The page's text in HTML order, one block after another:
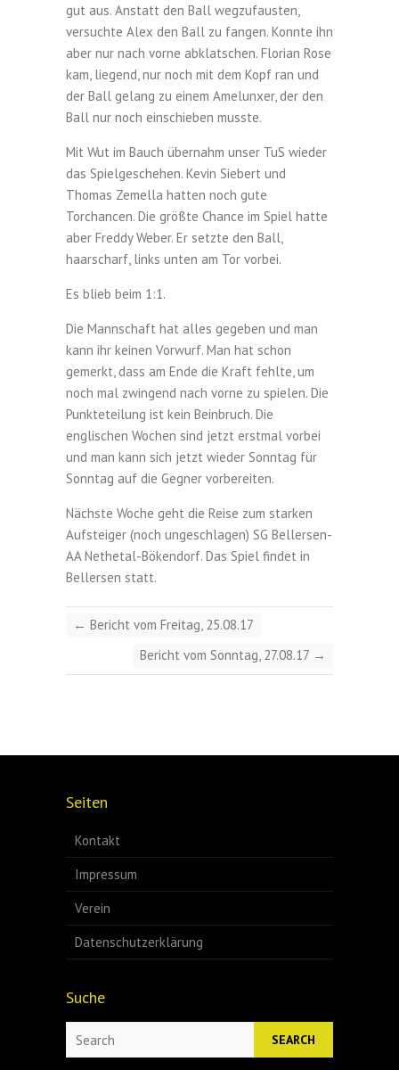
gut aus. Anstatt den Ball wegzufausten,
versuchte Alex den Ball zu fangen. Konnte ihn
aber nur nach vorne abklatschen. Florian Rose
kam, liegend, nur noch mit dem Kopf ran und
der Ball gelang zu einem Amelunxer, der den
Ball nur noch einschieben musste.
Mit Wut im Bauch übernahm unser TuS wieder
das Spielgeschehen. Kevin Siebert und
Thomas Zemella hatten noch gute
Torchancen. Die größte Chance im Spiel hatte
aber Freddy Weber. Er setzte den Ball,
haarscharf, links unten am Tor vorbei.
Es blieb beim 1:1.
Die Mannschaft hat alles gegeben und man
kann ihr keinen Vorwurf. Man hat schon
gemerkt, dass am Ende die Kraft fehlte, um
noch mal zwingend nach vorne zu spielen. Die
Punkteteilung ist kein Beinbruch. Die
englischen Wochen sind jetzt erstmal vorbei
und man kann sich jetzt wieder Sonntag für
Sonntag auf die Gegner vorbereiten.
Nächste Woche geht die Reise zum starken
Aufsteiger (noch ungeschlagen) SG Bellersen-
AA Nethetal-Bökendorf. Das Spiel findet in
Bellersen statt.
← Bericht vom Freitag, 25.08.17
Bericht vom Sonntag, 27.08.17 →
Seiten
Kontakt
Impressum
Verein
Datenschutzerklärung
Suche
Search